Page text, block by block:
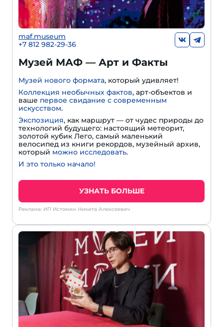
maf.museum
+7 812 982-29-36
Музей МАФ — Арт и Факты
Музей нового формата, который удивляет!
Коллекция необычных фактов, арт-объектов и
ваше первое свидание с современным
искусством.
Экспозиция, как маршрут — от чудес природы до
технологий будущего: настоящий метеорит,
золотой кубик Лего, самый маленький
велосипед из книги рекордов, музейный архив,
который можно исследовать.
И это только начало!
УЗНАТЬ БОЛЬШЕ
Реклама: ИП Истомин Никита Алексеевич